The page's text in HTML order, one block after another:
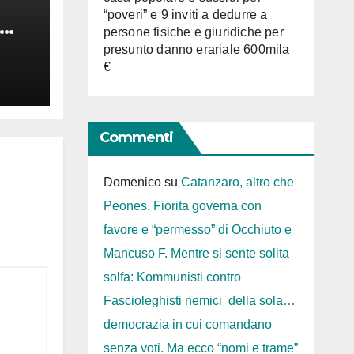
“poveri” e 9 inviti a dedurre a
persone fisiche e giuridiche per
presunto danno erariale 600mila
€
Commenti
Domenicosu Catanzaro, altro che
Peones. Fiorita governa con
favore e “permesso” di Occhiuto e
Mancuso F. Mentre si sente solita
solfa: Kommunisti contro
Fascioleghisti nemici della sola…
democrazia in cui comandano
senza voti. Ma ecco “nomi e trame”